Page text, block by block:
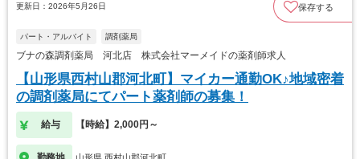
更新日：2026年5月26日 保存する
パート・アルバイト 調剤薬局
ブナの森調剤薬局 河北店 株式会社マーメイドの薬剤師求人
【山形県西村山郡河北町】マイカー通勤OK♪地域密着
の調剤薬局にてパート薬剤師の募集！
給与 【時給】2,000円～